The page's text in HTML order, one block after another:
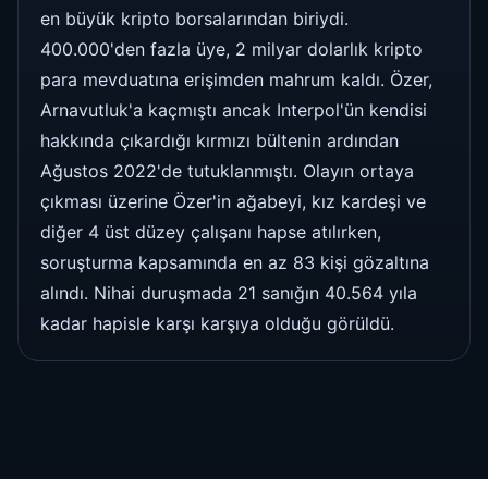
en büyük kripto borsalarından biriydi.
400.000'den fazla üye, 2 milyar dolarlık kripto
para mevduatına erişimden mahrum kaldı. Özer,
Arnavutluk'a kaçmıştı ancak Interpol'ün kendisi
hakkında çıkardığı kırmızı bültenin ardından
Ağustos 2022'de tutuklanmıştı. Olayın ortaya
çıkması üzerine Özer'in ağabeyi, kız kardeşi ve
diğer 4 üst düzey çalışanı hapse atılırken,
soruşturma kapsamında en az 83 kişi gözaltına
alındı. Nihai duruşmada 21 sanığın 40.564 yıla
kadar hapisle karşı karşıya olduğu görüldü.